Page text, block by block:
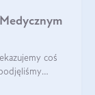
coś